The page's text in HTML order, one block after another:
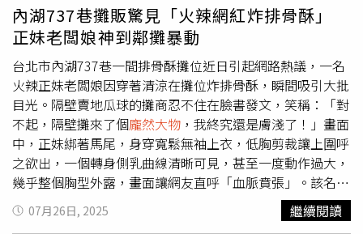
會已不再向私人住戶提供害蟲防治服務，但仍保有一名專責
處理市有地害蟲問題的全職人員。社會住宅方面，部分單位
可能視情況提供支援，但並非全面性服務。議員對市府基層
人員給予肯定，但也強調需要高層領導提供明確方向。他坦
言，這類大型行動將耗費鉅資，但若繼續忽視，將帶來嚴重
公共衛生風險。議員大衛泰勒與史蒂芬馬丁呼籲地方政府盡
速處理。（圖／翻攝自臉書）
內湖737巷攤販驚見「火辣網紅炸排骨酥」
正妹老闆娘神到鄰攤暴動
台北市內湖737巷一間排骨酥攤位近日引起網路熱議，一名
火辣正妹老闆娘因穿著清涼在攤位炸排骨酥，瞬間吸引大批
目光。隔壁賣地瓜球的攤商忍不住在臉書發文，笑稱：「對
不起，隔壁攤來了個龐然大物 ，我終究還是膚淺了！」畫面
中，正妹綁著馬尾，身穿寬鬆無袖上衣，低胸剪裁讓上圍呼
之欲出，一個轉身側乳曲線清晰可見，甚至一度動作過大，
幾乎整個胸型外露，畫面讓網友直呼「血脈賁張」。該名
PO影片的地瓜球攤商在臉書表示，自己當時正忙著備料，
卻被隔壁排骨酥攤的「新來幫手」吸引，甚至拍下照片自
07月26日, 2025 繼續閱讀